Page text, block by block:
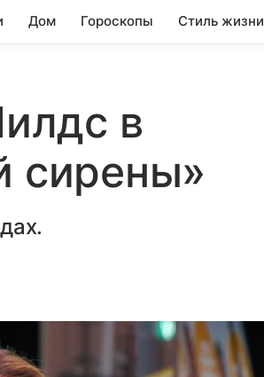
Дом Гороскопы Стиль жизни
в
сирены»